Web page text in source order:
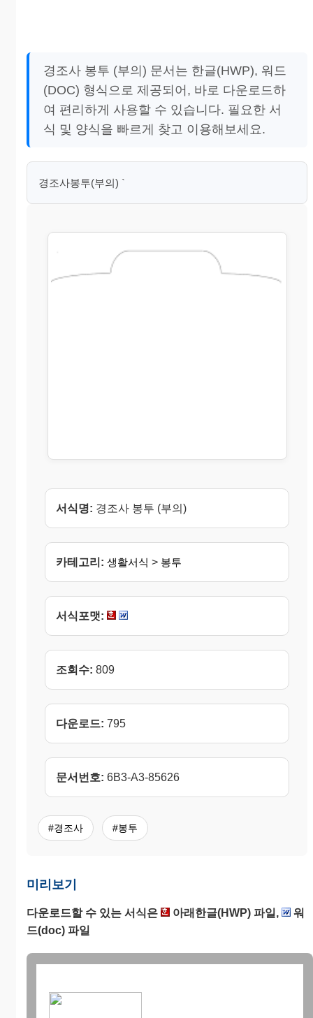
경조사 봉투 (부의) 문서는 한글(HWP), 워드
(DOC) 형식으로 제공되어, 바로 다운로드하
여 편리하게 사용할 수 있습니다. 필요한 서
식 및 양식을 빠르게 찾고 이용해보세요.
경조사봉투(부의) `
서식명: 경조사 봉투 (부의)
카테고리: 생활서식 > 봉투
서식포맷:
조회수: 809
다운로드: 795
문서번호: 6B3-A3-85626
#경조사 #봉투
미리보기
다운로드할 수 있는 서식은 아래한글(HWP) 파일,
워
드(doc) 파일